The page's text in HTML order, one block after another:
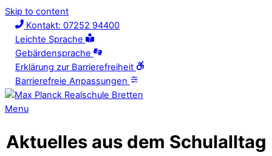
Skip to content
Kontakt: 07252 94400
Leichte Sprache
Gebärdensprache
Erklärung zur Barrierefreiheit
Barrierefreie Anpassungen
Menu
Aktuelles aus dem Schulalltag